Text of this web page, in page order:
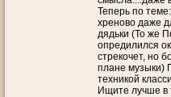
Теперь по
хреново даже
дядьки (То же
опредилился
стрекочет, но
плане музыки)
техникой
Ищите лучше в